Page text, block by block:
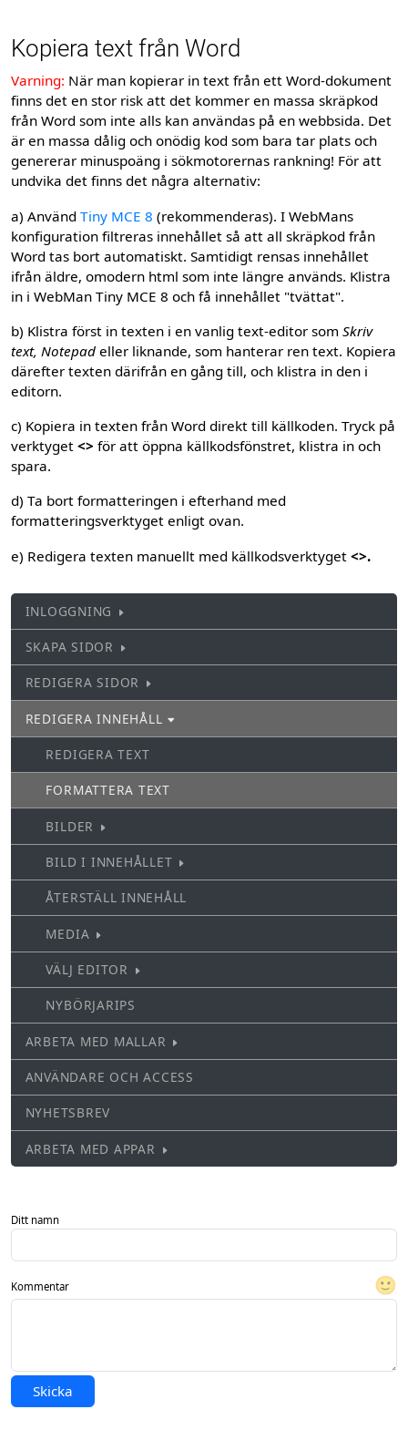
Kopiera text från Word
Varning: När man kopierar in text från ett Word-dokument
finns det en stor risk att det kommer en massa skräpkod
från Word som inte alls kan användas på en webbsida. Det
är en massa dålig och onödig kod som bara tar plats och
genererar minuspoäng i sökmotorernas rankning! För att
undvika det finns det några alternativ:
a) AnvändTiny MCE 8 (rekommenderas). I WebMans
konfiguration filtreras innehållet så att all skräpkod från
Word tas bort automatiskt. Samtidigt rensas innehållet
ifrån äldre, omodern html som inte längre används. Klistra
in i WebMan Tiny MCE 8 och få innehållet "tvättat".
b) Klistra först in texten i en vanlig text-editor somSkriv
text, Notepad eller liknande, som hanterar ren text. Kopiera
därefter texten därifrån en gång till, och klistra in den i
editorn.
c) Kopiera in texten från Word direkt till källkoden. Tryck på
verktyget<> för att öppna källkodsfönstret, klistra in och
spara.
d) Ta bort formatteringen i efterhand med
formatteringsverktyget enligt ovan.
e) Redigera texten manuellt med källkodsverktyget<>.
INLOGGNING
SKAPA SIDOR
REDIGERA SIDOR
REDIGERA INNEHÅLL
REDIGERA TEXT
FORMATTERA TEXT
BILDER
BILD I INNEHÅLLET
ÅTERSTÄLL INNEHÅLL
MEDIA
VÄLJ EDITOR
NYBÖRJARIPS
ARBETA MED MALLAR
ANVÄNDARE OCH ACCESS
NYHETSBREV
ARBETA MED APPAR
Ditt namn
Kommentar 🙂
Skicka